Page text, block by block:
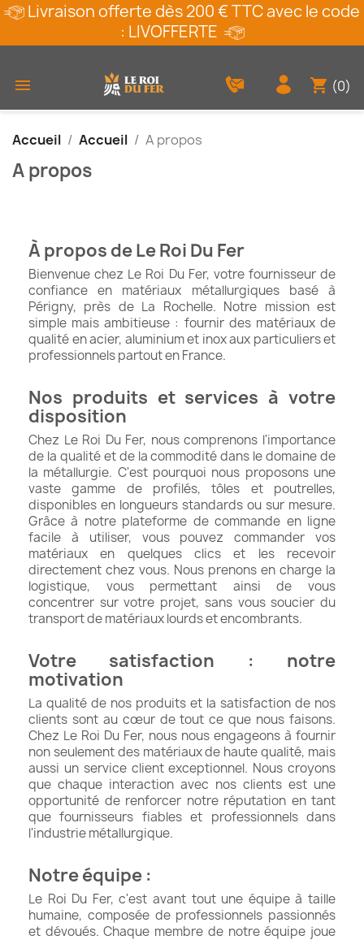
Livraison offerte dès 200 € TTC avec le code
: LIVOFFERTE
 shopping_cart (0)
Accueil Accueil A propos
A propos
À propos de Le Roi Du Fer
Bienvenue chez Le Roi Du Fer, votre fournisseur de
confiance en matériaux métallurgiques basé à
Périgny, près de La Rochelle. Notre mission est
simple mais ambitieuse : fournir des matériaux de
qualité en acier, aluminium et inox aux particuliers et
professionnels partout en France.
Nos produits et services à votre
disposition
Chez Le Roi Du Fer, nous comprenons l'importance
de la qualité et de la commodité dans le domaine de
la métallurgie. C'est pourquoi nous proposons une
vaste gamme de profilés, tôles et poutrelles,
disponibles en longueurs standards ou sur mesure.
Grâce à notre plateforme de commande en ligne
facile à utiliser, vous pouvez commander vos
matériaux en quelques clics et les recevoir
directement chez vous. Nous prenons en charge la
logistique, vous permettant ainsi de vous
concentrer sur votre projet, sans vous soucier du
transport de matériaux lourds et encombrants.
Votre satisfaction : notre
motivation
La qualité de nos produits et la satisfaction de nos
clients sont au cœur de tout ce que nous faisons.
Chez Le Roi Du Fer, nous nous engageons à fournir
non seulement des matériaux de haute qualité, mais
aussi un service client exceptionnel. Nous croyons
que chaque interaction avec nos clients est une
opportunité de renforcer notre réputation en tant
que fournisseurs fiables et professionnels dans
l'industrie métallurgique.
Notre équipe :
Le Roi Du Fer, c'est avant tout une équipe à taille
humaine, composée de professionnels passionnés
et dévoués. Chaque membre de notre équipe joue